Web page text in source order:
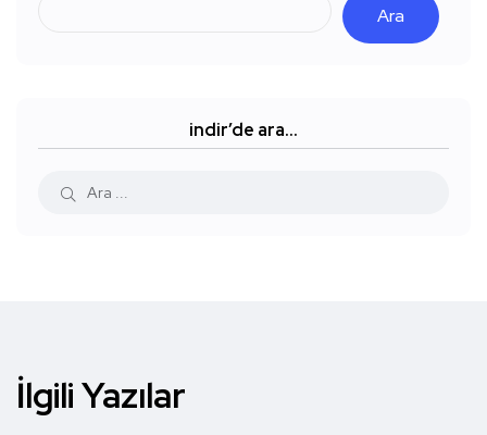
Ara
indir’de ara…
İlgili Yazılar